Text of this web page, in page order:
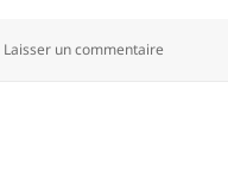
Laisser un commentaire